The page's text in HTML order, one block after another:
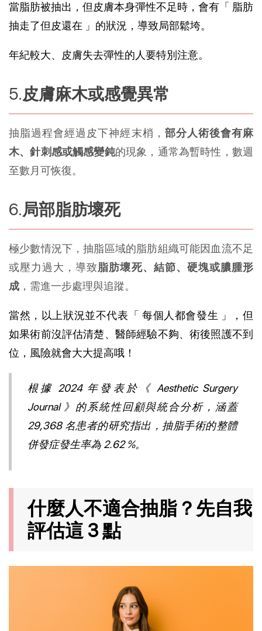
當脂肪被抽出，但皮膚本身彈性不足時，會有「 脂肪
抽走了但皮還在 」的狀況，導致局部鬆垮。
年紀較大、皮膚失去彈性的人要特別注意。
皮膚麻木或感覺異常
抽脂過程會經過皮下神經末梢， 部分人術後會有麻
木、針刺感或觸感變鈍的現象，通常為暫時性，數週
至數月可恢復。
局部脂肪壞死
極少數情況下，抽脂區域的脂肪組織可能因血流不足
或壓力過大，導致脂肪壞死、結節、硬塊或膿腫形
成 ，需進一步處理與追蹤。
當然，以上狀況並不代表「 每個人都會發生 」，但
如果術前沒評估清楚、醫師經驗不夠、術後照護不到
位，風險就會大大提高哦！
根據 2024 年發表於《 Aesthetic Surgery
Journal 》的系統性回顧與統合分析，涵蓋
29,368 名患者的研究指出，抽脂手術的整體
併發症發生率為 2.62 %。
什麼人不適合抽脂？先自我
評估這 3 點